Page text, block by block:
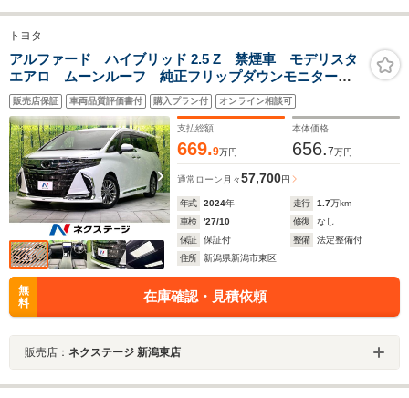
トヨタ
アルファード ハイブリッド 2.5 Z 禁煙車 モデリスタ
エアロ ムーンルーフ 純正フリップダウンモニター
純正14型ナビ 全周囲カメラ Bluetooth接続 衝突軽減
装置 アダプティブクルコン LEDヘッド/フォグ 両側
電動スライドドア
販売店保証 車両品質評価書付 購入プラン付 オンライン相談可
支払総額
669.9万円
本体価格
656.7万円
通常ローン 月々57,700円
年式 2024年 走行 1.7万km
車検
'27/10 修復
なし
保証
保証付 整備
法定整備付
住所
新潟県新潟市東区
無
料
在庫確認・見積依頼
販売店： ネクステージ 新潟東店